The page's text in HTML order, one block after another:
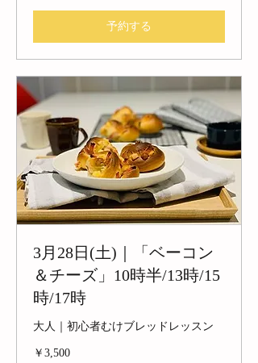
予約する
3月28日(土)｜「ベーコン
＆チーズ」10時半/13時/15
時/17時
大人｜初心者むけブレッドレッスン
3,500
円
￥3,500